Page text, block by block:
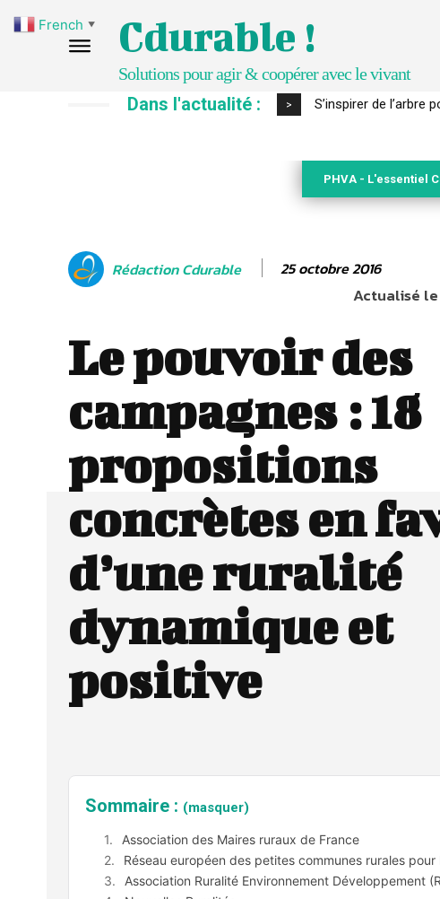
Cdurable !
Solutions pour agir & coopérer avec le vivant
Dans l'actualité : > S’inspirer de l’arbre
IPBES : le « GIEC
PHVA - L'essentiel
Rédaction Cdurable 25 octobre 2016
Actualisé
Le pouvoir des
campagnes : 18
propositions
concrètes en
d’une ruralité
dynamique et
positive
Sommaire : (masquer)
Association des Maires ruraux de France
Réseau européen des petites communes rurales
Association Ruralité Environnement Développement
French ▼